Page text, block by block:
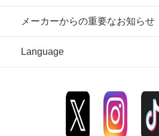
メーカーからの重要なお知らせ
Language